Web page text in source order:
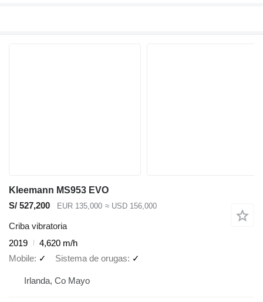
Kleemann MS953 EVO
S/ 527,200
EUR 135,000 ≈ USD 156,000
Criba vibratoria
2019
4,620 m/h
Mobile ✓ Sistema de orugas ✓
Irlanda, Co Mayo